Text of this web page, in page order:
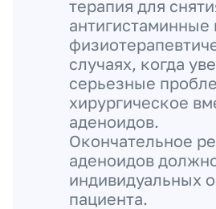
терапия для
случаях, когда
серьезные
хирургическое
аденоидов.
Окончательное
аденоидов
индивидуальных
пациента.